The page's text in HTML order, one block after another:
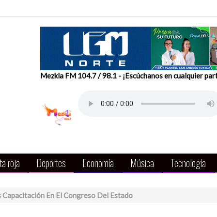
Mezkla FM 104.7 / 98.1 - ¡Escúchanos en cualquier
roja Deportes Economía Música Tecnología
Capacitación En El Congreso Del Estado